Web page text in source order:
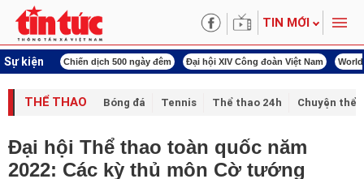
TIN MỚI
Sự kiện
dịch 500 ngày đêm Đại hội XIV Công đoàn Việt Nam World Cup 2026 Kỳ
THỂ THAO Bóng đá Tennis Thể thao 24h Chuyện thể
Đại hội Thể thao toàn quốc năm
2022: Các kỳ thủ môn Cờ tướng